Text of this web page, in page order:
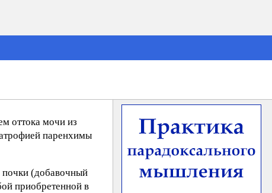
оттока мочи из
паренхимы
(добавочный
приобретенной в